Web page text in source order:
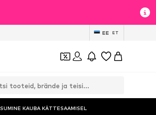
EE ET
KAUBA KÄTTESAAMISEL